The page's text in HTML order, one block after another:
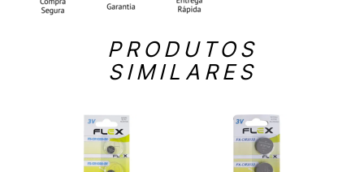
PRODUTOS
SIMILARES